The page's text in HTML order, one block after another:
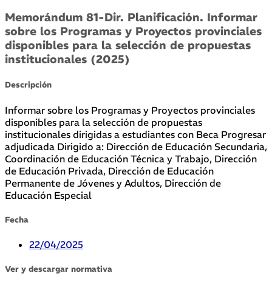
Memorándum 81-Dir. Planificación. Informar
sobre los Programas y Proyectos provinciales
disponibles para la selección de propuestas
institucionales (2025)
Descripción
Informar sobre los Programas y Proyectos provinciales
disponibles para la selección de propuestas
institucionales dirigidas a estudiantes con Beca Progresar
adjudicada Dirigido a: Dirección de Educación Secundaria,
Coordinación de Educación Técnica y Trabajo, Dirección
de Educación Privada, Dirección de Educación
Permanente de Jóvenes y Adultos, Dirección de
Educación Especial
Fecha
22/04/2025
Ver y descargar normativa